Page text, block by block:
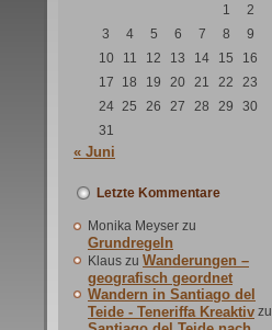
1
2
3
4 5 6 7 8
9
10
11 12 13 14 15
16
17
18 19 20 21 22
23
24 25 26 27 28 29
30
31
« Juni
Letzte Kommentare
Monika Meyser zu
Grundregeln
Klaus zu Wanderungen –
geografisch geordnet
Wandern in Santiago del
Teide - Teneriffa Kreaktiv zu